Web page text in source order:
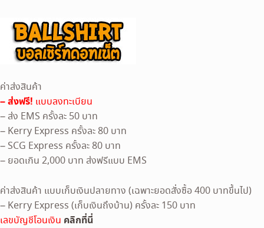
ค่าส่งสินค้า
– ส่งฟรี! แบบลงทะเบียน
– ส่ง EMS ครั้งละ 50 บาท
– Kerry Express ครั้งละ 80 บาท
– SCG Express ครั้งละ 80 บาท
– ยอดเกิน 2,000 บาท ส่งฟรีแบบ EMS
ค่าส่งสินค้า แบบเก็บเงินปลายทาง (เฉพาะยอดสั่งซื้อ 400 บาทขึ้นไป)
– Kerry Express (เก็บเงินถึงบ้าน) ครั้งละ 150 บาท
เลขบัญชีโอนเงิน คลิกที่นี่